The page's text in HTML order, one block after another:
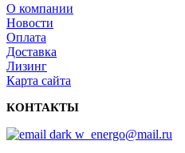
О компании
Новости
Оплата
Доставка
Лизинг
Карта сайта
КОНТАКТЫ
w_energo@mail.ru